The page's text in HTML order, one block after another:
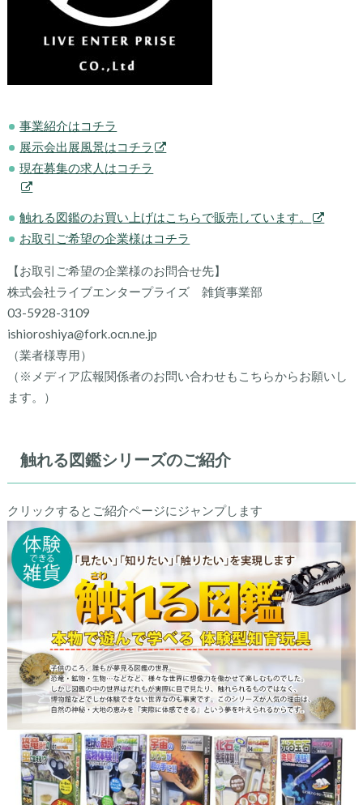
事業紹介はコチラ
展示会出展風景はコチラ
現在募集の求人はコチラ
触れる図鑑のお買い上げはこちらで販売しています。
お取引ご希望の企業様はコチラ
【お取引ご希望の企業様のお問合せ先】
株式会社ライブエンタープライズ 雑貨事業部
03-5928-3109
ishioroshiya@fork.ocn.ne.jp
（業者様専用）
（※メディア広報関係者のお問い合わせもこちらからお願いし
ます。）
触れる図鑑シリーズのご紹介
クリックするとご紹介ページにジャンプします